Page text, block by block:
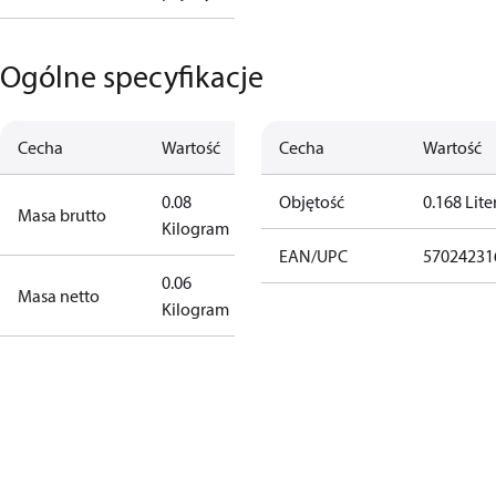
Ogólne specyfikacje
Cecha Wartość
Masa brutto
0.08
Kilogram
Masa netto
0.06
Kilogram
Cecha Wartość
Objętość 0.168
EAN/UPC